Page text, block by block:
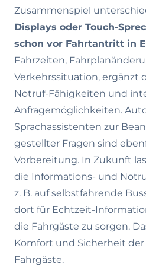
Zusammenspiel
Displays oder Touch-
schon vor Fahrtantritt in
Fahrzeiten,
Verkehrssituation, ergänzt
Notruf-Fähigkeiten und
Anfragemöglichkeiten.
Sprachassistenten zur
gestellter Fragen sind
Vorbereitung. In Zukunft
die Informations- und
z. B. auf selbstfahrende
dort für Echtzeit-
die Fahrgäste zu sorgen.
Komfort und Sicherheit
Fahrgäste.